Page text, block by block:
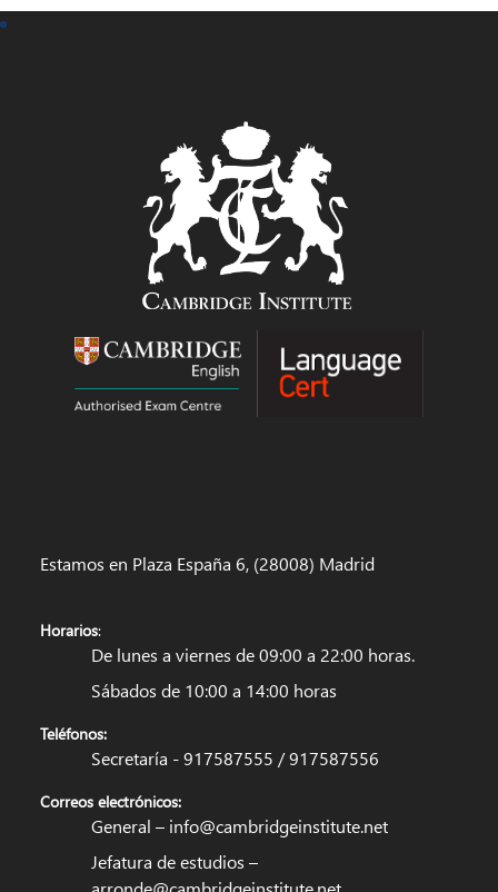
Estamos en Plaza España 6, (28008) Madrid
Horarios:
De lunes a viernes de 09:00 a 22:00 horas.
Sábados de 10:00 a 14:00 horas
Teléfonos:
Secretaría - 917587555 / 917587556
Correos electrónicos:
General – info@cambridgeinstitute.net
Jefatura de estudios –